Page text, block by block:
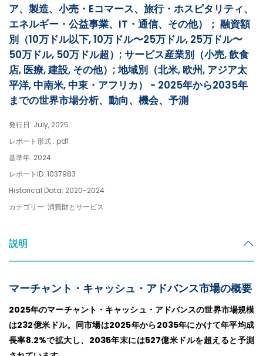
ア、製造、小売・Eコマース、旅行・ホスピタリティ、
エネルギー・公益事業、IT・通信、その他）； 融資額
別（10万ドル以下, 10万ドル〜25万ドル, 25万ドル〜
50万ドル, 50万ドル超）; サービス産業別（小売, 飲食
店, 医療, 建設, その他）; 地域別（北米, 欧州, アジア太
平洋, 中南米, 中東・アフリカ） - 2025年から2035年
までの世界市場分析、動向、機会、予測
発行日: July, 2025
レポート形式 : pdf
基準年: 2024
レポートID: 1037983
Historical Data: 2020-2024
カテゴリー: 消費財とサービス
説明
マーチャント・キャッシュ・アドバンス市場の概要
2025年のマーチャント・キャッシュ・アドバンスの世界市場規模
は232億米ドル。同市場は2025年から2035年にかけて年平均成
長率8.2%で拡大し、2035年末には527億米ドルを超えると予測